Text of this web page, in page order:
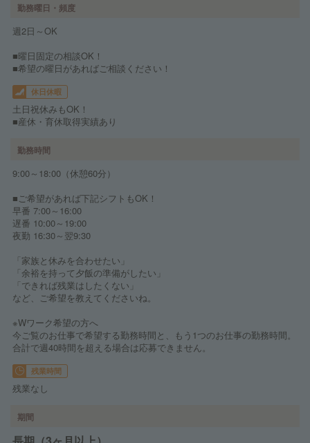
勤務曜日・頻度
週2日～OK
■曜日固定の相談OK！
■希望の曜日があればご相談ください！
休日休暇
土日祝休みもOK！
■産休・育休取得実績あり
勤務時間
9:00～18:00（休憩60分）
■ご希望があれば下記シフトもOK！
早番 7:00～16:00
遅番 10:00～19:00
夜勤 16:30～翌9:30
「家族と休みを合わせたい」
「余裕を持って夕飯の準備がしたい」
「できれば残業はしたくない」
など、ご希望を教えてくださいね。
※Wワーク希望の方へ
今ご覧のお仕事で希望する勤務時間と、もう1つのお仕事の勤務時間。
合計で週40時間を超える場合は応募できません。
残業時間
残業なし
期間